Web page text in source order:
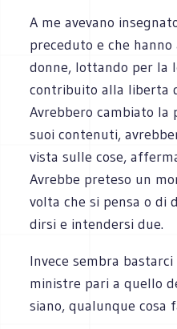
A me avevano
preceduto e che
donne, lottando per la
contribuito alla liberta
Avrebbero cambiato la
suoi contenuti,
vista sulle cose,
Avrebbe preteso un
volta che si pensa o di
dirsi e intendersi due.
Invece sembra
ministre pari a quello
siano, qualunque cosa